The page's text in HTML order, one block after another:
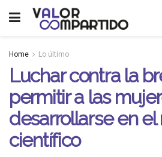
Home Lo último
Luchar contra la
permitir a las
desarrollarse en
científico